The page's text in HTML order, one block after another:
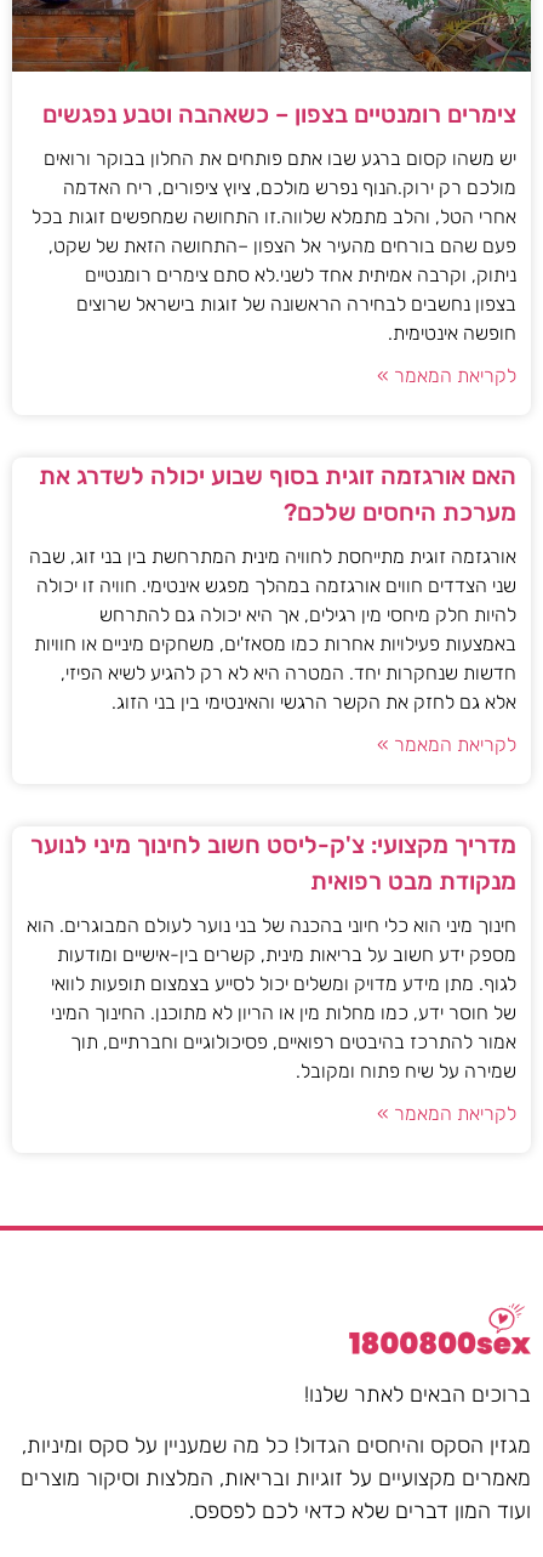
צימרים רומנטיים בצפון – כשאהבה וטבע נפגשים
יש משהו קסום ברגע שבו אתם פותחים את החלון בבוקר ורואים
מולכם רק ירוק.הנוף נפרש מולכם, ציוץ ציפורים, ריח האדמה
אחרי הטל, והלב מתמלא שלווה.זו התחושה שמחפשים זוגות בכל
פעם שהם בורחים מהעיר אל הצפון –התחושה הזאת של שקט,
ניתוק, וקרבה אמיתית אחד לשני.לא סתם צימרים רומנטיים
בצפון נחשבים לבחירה הראשונה של זוגות בישראל שרוצים
חופשה אינטימית.
לקריאת המאמר »
האם אורגזמה זוגית בסוף שבוע יכולה לשדרג את
מערכת היחסים שלכם?
אורגזמה זוגית מתייחסת לחוויה מינית המתרחשת בין בני זוג, שבה
שני הצדדים חווים אורגזמה במהלך מפגש אינטימי. חוויה זו יכולה
להיות חלק מיחסי מין רגילים, אך היא יכולה גם להתרחש
באמצעות פעילויות אחרות כמו מסאז'ים, משחקים מיניים או חוויות
חדשות שנחקרות יחד. המטרה היא לא רק להגיע לשיא הפיזי,
אלא גם לחזק את הקשר הרגשי והאינטימי בין בני הזוג.
לקריאת המאמר »
מדריך מקצועי: צ'ק-ליסט חשוב לחינוך מיני לנוער
מנקודת מבט רפואית
חינוך מיני הוא כלי חיוני בהכנה של בני נוער לעולם המבוגרים. הוא
מספק ידע חשוב על בריאות מינית, קשרים בין-אישיים ומודעות
לגוף. מתן מידע מדויק ומשלים יכול לסייע בצמצום תופעות לוואי
של חוסר ידע, כמו מחלות מין או הריון לא מתוכנן. החינוך המיני
אמור להתרכז בהיבטים רפואיים, פסיכולוגיים וחברתיים, תוך
שמירה על שיח פתוח ומקובל.
לקריאת המאמר »
ברוכים הבאים לאתר שלנו!
מגזין הסקס והיחסים הגדול! כל מה שמעניין על סקס ומיניות,
מאמרים מקצועיים על זוגיות ובריאות, המלצות וסיקור מוצרים
ועוד המון דברים שלא כדאי לכם לפספס.